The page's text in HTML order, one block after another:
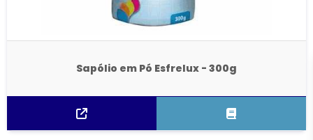
Sapólio em Pó Esfrelux - 300g